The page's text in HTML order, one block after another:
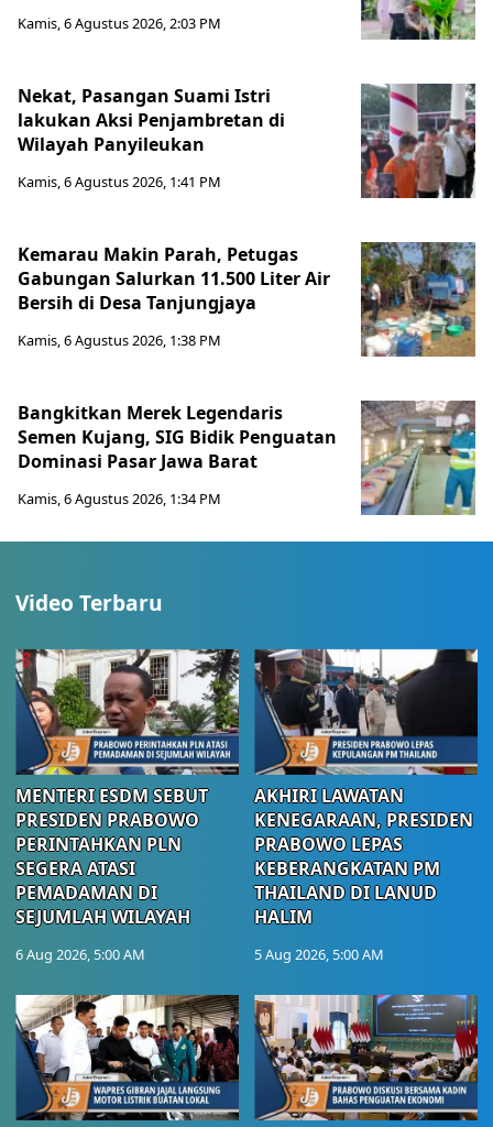
Kamis, 6 Agustus 2026, 2:03 PM
Nekat, Pasangan Suami Istri
lakukan Aksi Penjambretan di
Wilayah Panyileukan
Kamis, 6 Agustus 2026, 1:41 PM
Kemarau Makin Parah, Petugas
Gabungan Salurkan 11.500 Liter Air
Bersih di Desa Tanjungjaya
Kamis, 6 Agustus 2026, 1:38 PM
Bangkitkan Merek Legendaris
Semen Kujang, SIG Bidik Penguatan
Dominasi Pasar Jawa Barat
Kamis, 6 Agustus 2026, 1:34 PM
Video Terbaru
MENTERI ESDM SEBUT
PRESIDEN PRABOWO
PERINTAHKAN PLN
SEGERA ATASI
PEMADAMAN DI
SEJUMLAH WILAYAH
6 Aug 2026, 5:00 AM
AKHIRI LAWATAN
KENEGARAAN, PRESIDEN
PRABOWO LEPAS
KEBERANGKATAN PM
THAILAND DI LANUD
HALIM
5 Aug 2026, 5:00 AM